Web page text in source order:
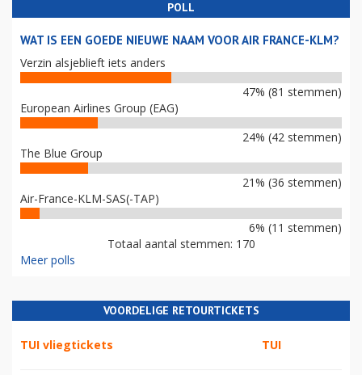
POLL
WAT IS EEN GOEDE NIEUWE NAAM VOOR AIR FRANCE-KLM?
Verzin alsjeblieft iets anders
47% (81 stemmen)
European Airlines Group (EAG)
24% (42 stemmen)
The Blue Group
21% (36 stemmen)
Air-France-KLM-SAS(-TAP)
6% (11 stemmen)
Totaal aantal stemmen: 170
Meer polls
VOORDELIGE RETOURTICKETS
TUI vliegtickets TUI